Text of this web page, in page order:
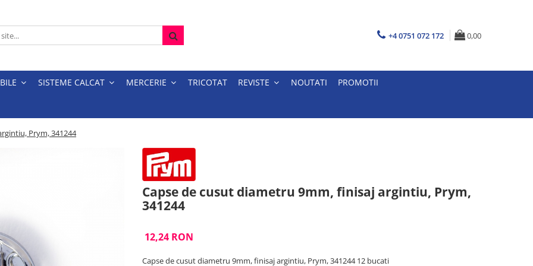
+4 0751 072 172 0,00
SISTEME CALCAT MERCERIE TRICOTAT REVISTE NOUTATI PROMOTII
Prym, 341244
Capse de cusut diametru 9mm, finisaj argintiu, Prym,
341244
12,24 RON
Capse de cusut diametru 9mm, finisaj argintiu, Prym, 341244 12 bucati